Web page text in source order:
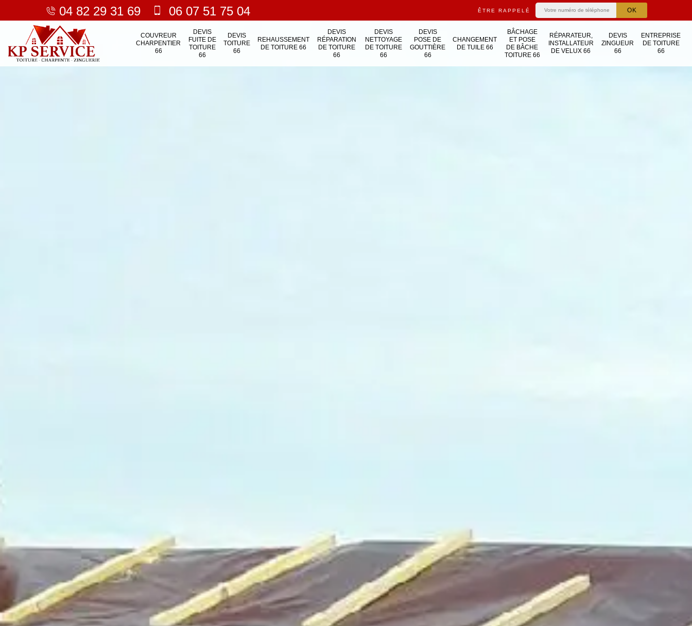
04 82 29 31 69 06 07 51 75 04 ÊTRE RAPPELÉ
COUVREUR
CHARPENTIER
66
DEVIS
FUITE DE
TOITURE
66
DEVIS
TOITURE
66
REHAUSSEMENT
DE TOITURE 66
DEVIS
RÉPARATION
DE TOITURE
66
DEVIS
NETTOYAGE
DE TOITURE
66
DEVIS
POSE DE
GOUTTIÈRE
66
CHANGEMENT
DE TUILE 66
BÂCHAGE
ET POSE
DE BÂCHE
TOITURE 66
RÉPARATEUR,
INSTALLATEUR
DE VELUX 66
DEVIS
ZINGUEUR
66
ENTREPRISE
DE TOITURE
66